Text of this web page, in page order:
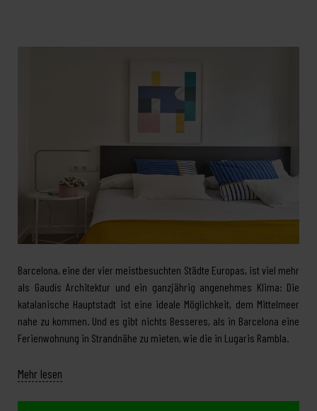
Barcelona, eine der vier meistbesuchten Städte Europas, ist viel mehr
als Gaudís Architektur und ein ganzjährig angenehmes Klima: Die
katalanische Hauptstadt ist eine ideale Möglichkeit, dem Mittelmeer
nahe zu kommen. Und es gibt nichts Besseres, als in Barcelona eine
Ferienwohnung in Strandnähe zu mieten, wie die in Lugaris Rambla.
Mehr lesen